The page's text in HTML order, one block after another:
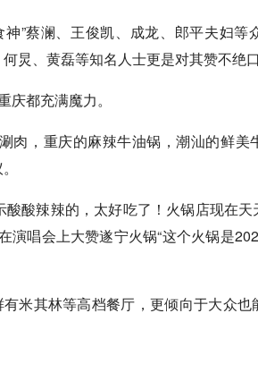
”蔡澜、王俊凯、成龙、郎平夫妇等
炅、黄磊等知名人士更是对其赞不绝口
都充满魔力。
肉，重庆的麻辣牛油锅，潮汕的鲜美
酸辣辣的，太好吃了！火锅店现在
演唱会上大赞遂宁火锅“这个火锅是
米其林等高档餐厅，更倾向于大众